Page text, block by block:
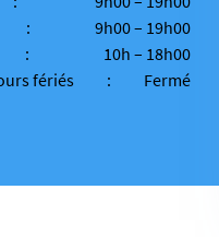
:
9h00 – 19h00
:
10h – 18h00
fériés
: Fermé